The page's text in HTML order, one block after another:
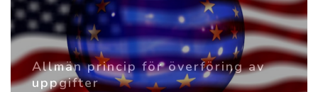
Allmän princip för överföring av
uppgifter